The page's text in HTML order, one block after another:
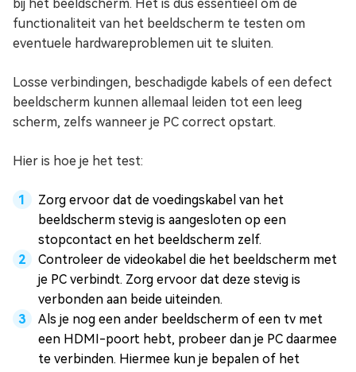
bij het beeldscherm. Het is dus essentieel om de
functionaliteit van het beeldscherm te testen om
eventuele hardwareproblemen uit te sluiten.
Losse verbindingen, beschadigde kabels of een defect
beeldscherm kunnen allemaal leiden tot een leeg
scherm, zelfs wanneer je PC correct opstart.
Hier is hoe je het test:
Zorg ervoor dat de voedingskabel van het
beeldscherm stevig is aangesloten op een
stopcontact en het beeldscherm zelf.
Controleer de videokabel die het beeldscherm met
je PC verbindt. Zorg ervoor dat deze stevig is
verbonden aan beide uiteinden.
Als je nog een ander beeldscherm of een tv met
een HDMI-poort hebt, probeer dan je PC daarmee
te verbinden. Hiermee kun je bepalen of het